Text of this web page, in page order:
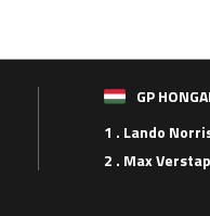
GP
1 . Lando
2 . Max